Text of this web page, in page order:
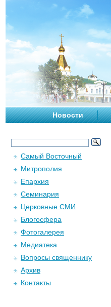
Новости
Самый Восточный
Митрополия
Епархия
Семинария
Церковные СМИ
Блогосфера
Фотогалерея
Медиатека
Вопросы священнику
Архив
Контакты